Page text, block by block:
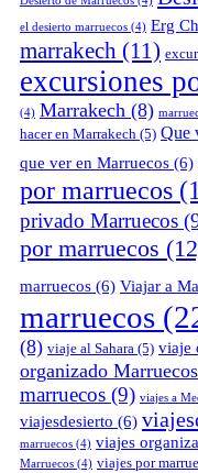
el desierto marruecos (4) Erg
marrakech (11)
excursiones
(4) Marrakech (8)
hacer en Marrakech (5) Que
que ver en Marruecos (6)
por marruecos
privado Marruecos
por marruecos
marruecos (6) Viajar a
marruecos
(8) viaje al Sahara (5) viaje
organizado Marruecos
marruecos (9) viajes a
viajesdesierto (6)
marruecos (4) viajes
Marruecos (4) viajes por